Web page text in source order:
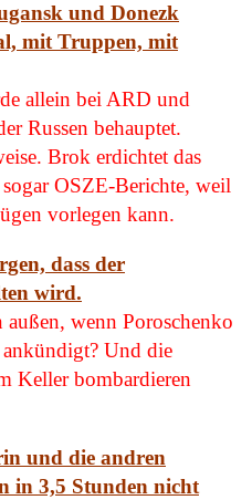
und Donezk
mit Truppen, mit
allein bei ARD und
Russen behauptet.
Brok erdichtet das
OSZE-Berichte, weil
vorlegen kann.
dass der
wird.
wenn Poroschenko
Und die
Keller bombardieren
und die andren
in 3,5 Stunden nicht